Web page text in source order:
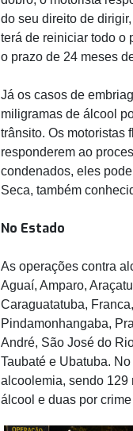
do seu direito de
terá de reiniciar todo o
o prazo de 24 meses
Já os casos de
miligramas de álcool
trânsito. Os motoristas
responderem ao
condenados, eles
Seca, também
No Estado
As operações contra
Aguaí, Amparo,
Caraguatatuba,
Pindamonhangaba,
André, São José do
Taubaté e Ubatuba.
alcoolemia, sendo 129
álcool e duas por